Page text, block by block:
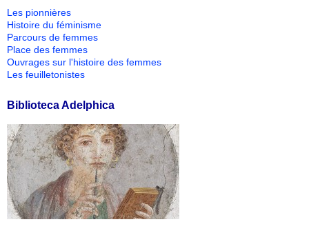
Les pionnières
Histoire du féminisme
Parcours de femmes
Place des femmes
Ouvrages sur l'histoire des femmes
Les feuilletonistes
Biblioteca Adelphica